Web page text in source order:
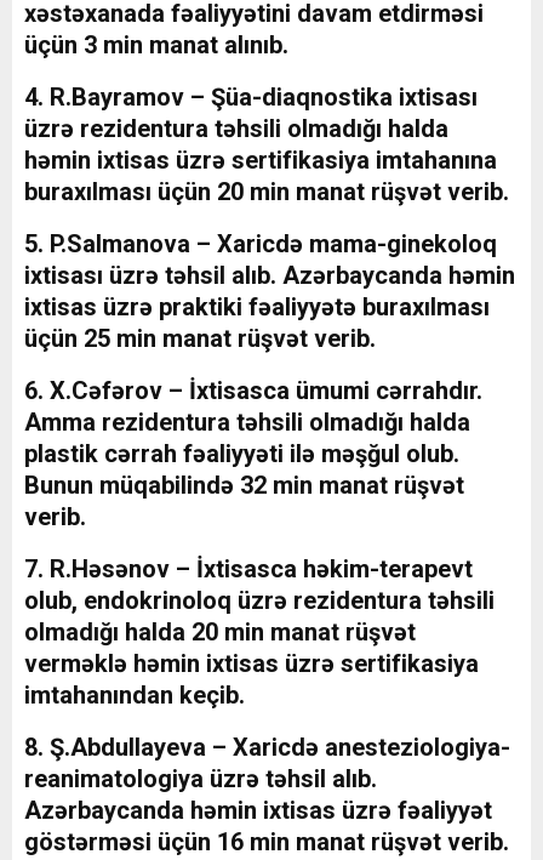
xəstəxanada fəaliyyətini davam etdirməsi
üçün 3 min manat alınıb.
4. R.Bayramov – Şüa-diaqnostika ixtisası
üzrə rezidentura təhsili olmadığı halda
həmin ixtisas üzrə sertifikasiya imtahanına
buraxılması üçün 20 min manat rüşvət verib.
5. P.Salmanova – Xaricdə mama-ginekoloq
ixtisası üzrə təhsil alıb. Azərbaycanda həmin
ixtisas üzrə praktiki fəaliyyətə buraxılması
üçün 25 min manat rüşvət verib.
6. X.Cəfərov – İxtisasca ümumi cərrahdır.
Amma rezidentura təhsili olmadığı halda
plastik cərrah fəaliyyəti ilə məşğul olub.
Bunun müqabilində 32 min manat rüşvət
verib.
7. R.Həsənov – İxtisasca həkim-terapevt
olub, endokrinoloq üzrə rezidentura təhsili
olmadığı halda 20 min manat rüşvət
verməklə həmin ixtisas üzrə sertifikasiya
imtahanından keçib.
8. Ş.Abdullayeva – Xaricdə anesteziologiya-
reanimatologiya üzrə təhsil alıb.
Azərbaycanda həmin ixtisas üzrə fəaliyyət
göstərməsi üçün 16 min manat rüşvət verib.